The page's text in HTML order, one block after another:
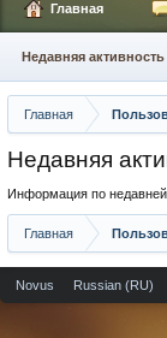
Главная
Недавняя
Информация по недавней
Главная
Главная
Недавняя активность
Novus Russian (RU)